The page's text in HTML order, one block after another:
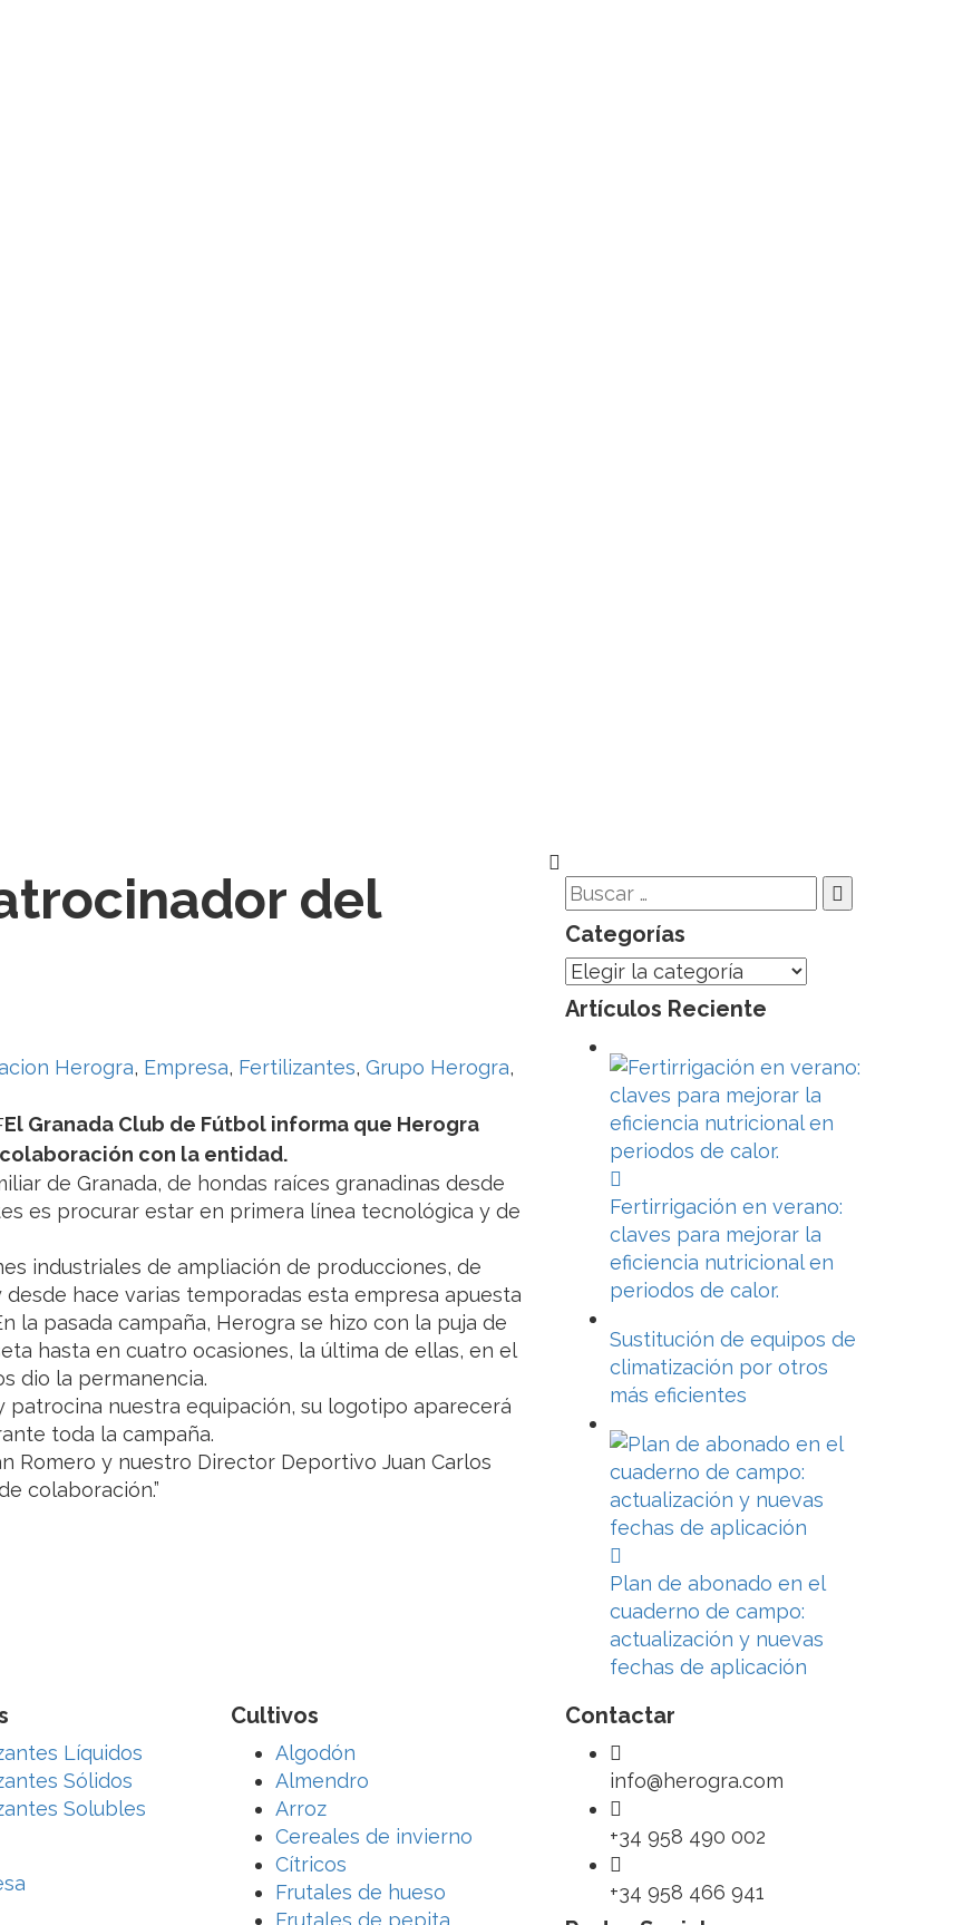
del
Herogra, Empresa, Fertilizantes, Grupo Herogra,
El Granada Club de Fútbol informa que Herogra
con la entidad.
de Granada, de hondas raíces granadinas desde
es procurar estar en primera línea tecnológica y de
industriales de ampliación de producciones, de
hace varias temporadas esta empresa apuesta
la pasada campaña, Herogra se hizo con la puja de
hasta en cuatro ocasiones, la última de ellas, en el
dio la permanencia.
patrocina nuestra equipación, su logotipo aparecerá
toda la campaña.
Romero y nuestro Director Deportivo Juan Carlos
colaboración.”
Categorías
Categorías
Artículos Reciente
Fertirrigación en verano:
claves para mejorar la
eficiencia nutricional en
periodos de calor.
Sustitución de equipos de
climatización por otros
más eficientes
Plan de abonado en el
cuaderno de campo:
actualización y nuevas
fechas de aplicación
Líquidos
Sólidos
Solubles
Cultivos
Algodón
Almendro
Arroz
Cereales de invierno
Cítricos
Frutales de hueso
Frutales de pepita
Contactar
info@herogra.com
+34 958 490 002
+34 958 466 941